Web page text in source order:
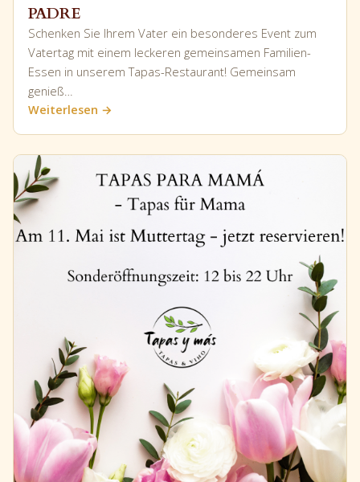
PADRE
Schenken Sie Ihrem Vater ein besonderes Event zum
Vatertag mit einem leckeren gemeinsamen Familien-
Essen in unserem Tapas-Restaurant! Gemeinsam
genieß…
Weiterlesen →